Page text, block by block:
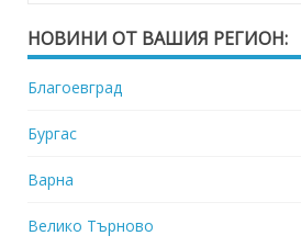
НОВИНИ ОТ ВАШИЯ РЕГИОН:
Благоевград
Бургас
Варна
Велико Търново